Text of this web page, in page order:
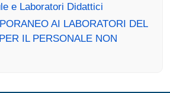
e Laboratori Didattici
AI LABORATORI DEL
IL PERSONALE NON